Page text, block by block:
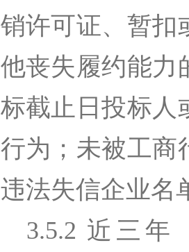
销许可证、暂扣
他丧失履约能力
标截止日投标人
行为；未被工商
违法失信企业名
3.5.2 近三